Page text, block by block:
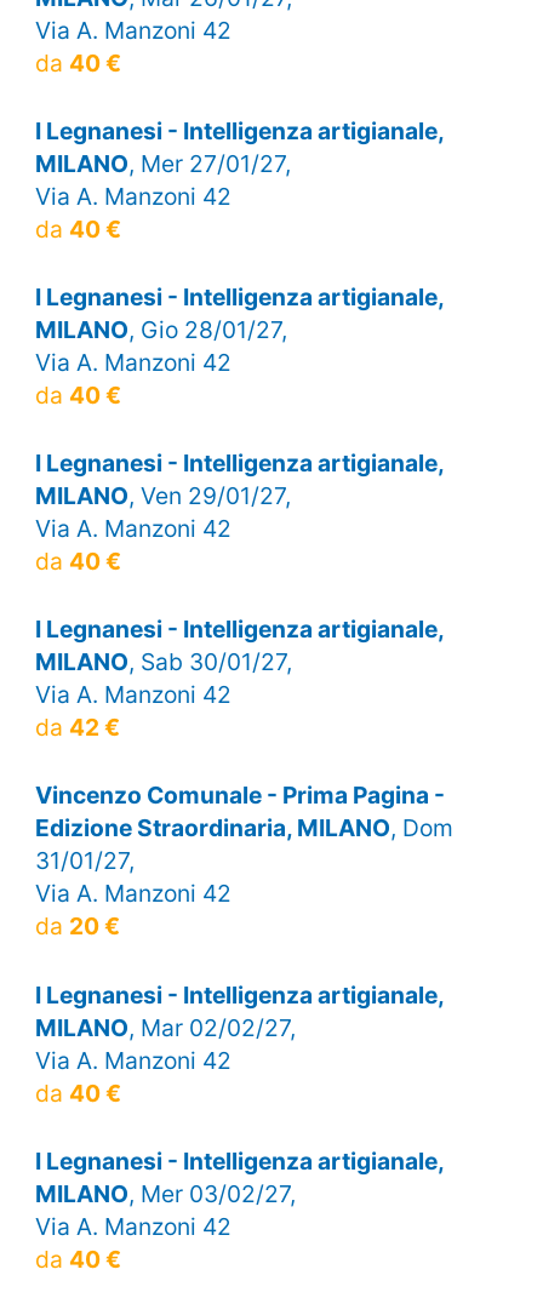
Via A. Manzoni 42
da 40 €
I Legnanesi - Intelligenza artigianale,
MILANO, Mer 27/01/27,
Via A. Manzoni 42
da 40 €
I Legnanesi - Intelligenza artigianale,
MILANO, Gio 28/01/27,
Via A. Manzoni 42
da 40 €
I Legnanesi - Intelligenza artigianale,
MILANO, Ven 29/01/27,
Via A. Manzoni 42
da 40 €
I Legnanesi - Intelligenza artigianale,
MILANO, Sab 30/01/27,
Via A. Manzoni 42
da 42 €
Vincenzo Comunale - Prima Pagina -
Edizione Straordinaria, MILANO, Dom
31/01/27,
Via A. Manzoni 42
da 20 €
I Legnanesi - Intelligenza artigianale,
MILANO, Mar 02/02/27,
Via A. Manzoni 42
da 40 €
I Legnanesi - Intelligenza artigianale,
MILANO, Mer 03/02/27,
Via A. Manzoni 42
da 40 €